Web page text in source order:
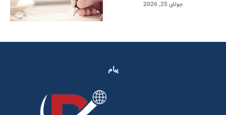
جولای 25, 2026
پیام